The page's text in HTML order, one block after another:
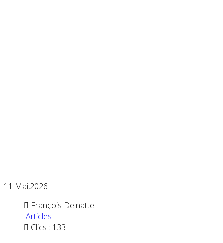
11 Mai,2026
François Delnatte
Articles
Clics : 133